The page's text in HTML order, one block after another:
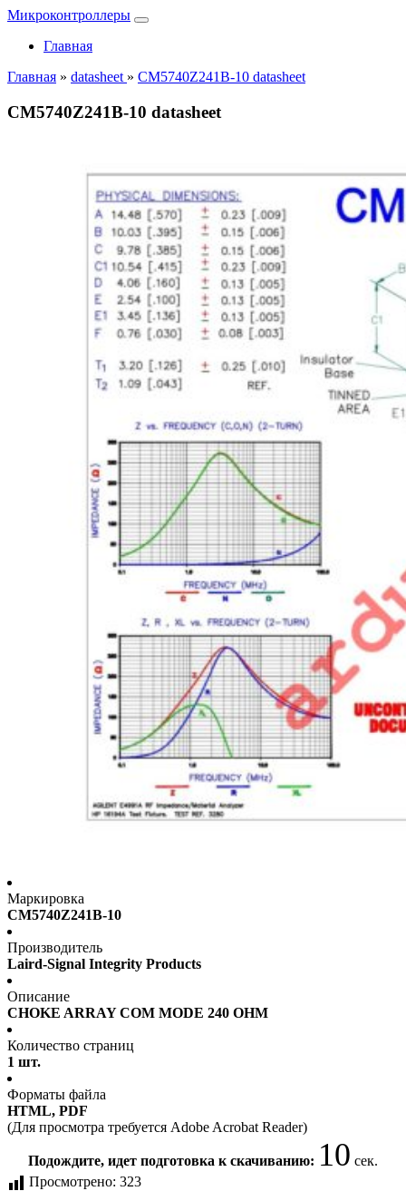
Микроконтроллеры
Главная
Главная » datasheet » CM5740Z241B-10 datasheet
CM5740Z241B-10 datasheet
Маркировка
CM5740Z241B-10
Производитель
Laird-Signal Integrity Products
Описание
CHOKE ARRAY COM MODE 240 OHM
Количество страниц
1 шт.
Форматы файла
HTML, PDF
(Для просмотра требуется Adobe Acrobat Reader)
Подождите, идет подготовка к скачиванию: 10 сек.
Просмотрено: 323